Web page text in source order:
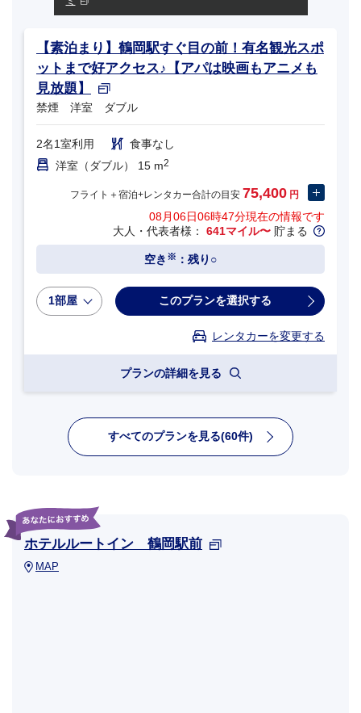
【素泊まり】鶴岡駅すぐ目の前！有名観光スポ
ットまで好アクセス♪【アパは映画もアニメも
見放題】
禁煙 洋室 ダブル
2名1室利用
食事なし
洋室（ダブル） 15 m2
フライト＋宿泊+レンタカー合計の目安 75,400 円
08月06日06時47分現在の情報です
大人・代表者様： 641マイル〜 貯まる
空き ※ ：残り○
1部屋 このプランを選択する
レンタカーを変更する
プランの詳細を見る
すべてのプランを見る(60件)
ホテルルートイン 鶴岡駅前
MAP